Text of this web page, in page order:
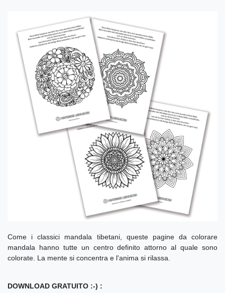
Come i classici mandala tibetani, queste pagine da colorare
mandala hanno tutte un centro definito attorno al quale sono
colorate. La mente si concentra e l'anima si rilassa.
DOWNLOAD GRATUITO :-) :